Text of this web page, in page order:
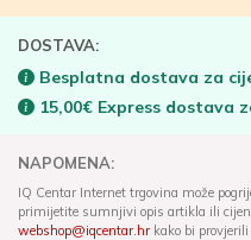
DOSTAVA:
Besplatna dostava za
15,00€ Express dostava
NAPOMENA:
IQ Centar Internet trgovina može
primijetite sumnjivi opis artikla ili
webshop@iqcentar.hrkako bi provjerili